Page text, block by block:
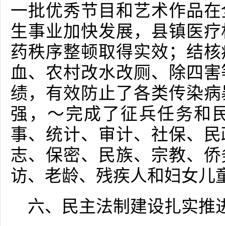
一批优秀节目和艺术作品
生事业加快发展，县镇医
药秩序整顿取得实效；结
血、农村改水改厕、除四
绩，有效防止了各类传染
强，～完成了征兵任务和
事、统计、审计、社保、
志、保密、民族、宗教、
访、老龄、残疾人和妇女儿
六、民主法制建设扎实推